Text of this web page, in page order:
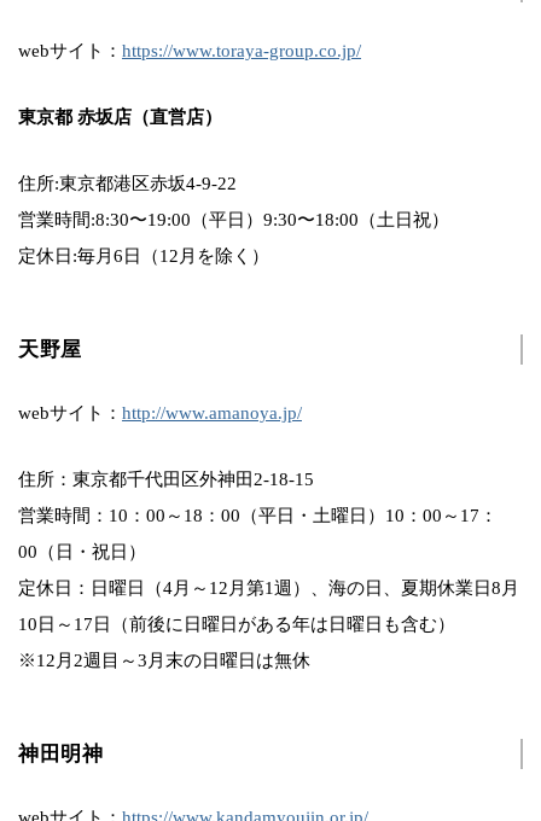
webサイト： https://www.toraya-group.co.jp/
東京都 赤坂店（直営店）
住所:東京都港区赤坂4-9-22
営業時間:8:30〜19:00（平日）9:30〜18:00（土日祝）
定休日:毎月6日（12月を除く）
天野屋
webサイト： http://www.amanoya.jp/
住所：東京都千代田区外神田2-18-15
営業時間：10：00～18：00（平日・土曜日）10：00～17：
00（日・祝日）
定休日：日曜日（4月～12月第1週）、海の日、夏期休業日8月
10日～17日（前後に日曜日がある年は日曜日も含む）
※12月2週目～3月末の日曜日は無休
神田明神